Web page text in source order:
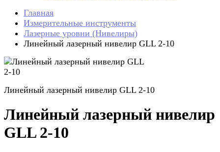
Главная
Измерительные инструменты
Лазерные уровни (Нивелиры)
Линейный лазерный нивелир GLL 2-10
Линейный лазерный нивелир GLL 2-10
Линейный лазерный нивелир
GLL 2-10